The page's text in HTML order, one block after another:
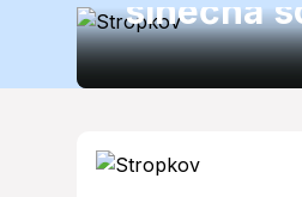
slnečná
chladné